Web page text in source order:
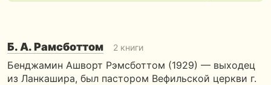
Б. А. Рамсботтом 2 книги
Бенджамин Ашворт Рэмсботтом (1929) — выходец
из Ланкашира, был пастором Вефильской церкви г.